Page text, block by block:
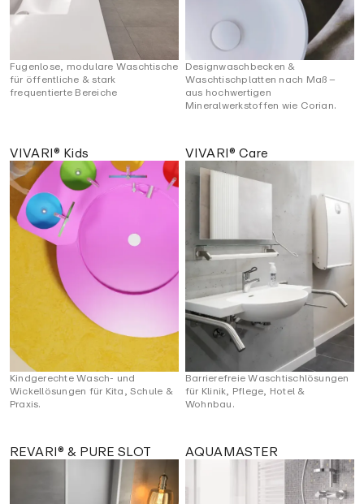
Fugenlose, modulare Waschtische
für öffentliche & stark
frequentierte Bereiche
Designwaschbecken &
Waschtischplatten nach Maß –
aus hochwertigen
Mineralwerkstoffen wie Corian.
VIVARI® Kids
Kindgerechte Wasch- und
Wickellösungen für Kita, Schule &
Praxis.
VIVARI® Care
Barrierefreie Waschtischlösungen
für Klinik, Pflege, Hotel &
Wohnbau.
REVARI® & PURE SLOT AQUAMASTER